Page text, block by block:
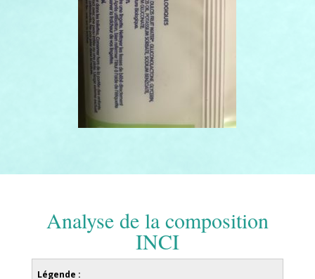
Analyse de la composition
INCI
Légende :